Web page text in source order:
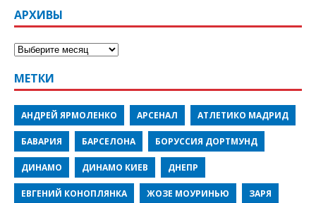
АРХИВЫ
МЕТКИ
АНДРЕЙ ЯРМОЛЕНКО АРСЕНАЛ АТЛЕТИКО МАДРИД
БАВАРИЯ БАРСЕЛОНА БОРУССИЯ ДОРТМУНД
ДИНАМО ДИНАМО КИЕВ ДНЕПР
ЕВГЕНИЙ КОНОПЛЯНКА ЖОЗЕ МОУРИНЬЮ ЗАРЯ